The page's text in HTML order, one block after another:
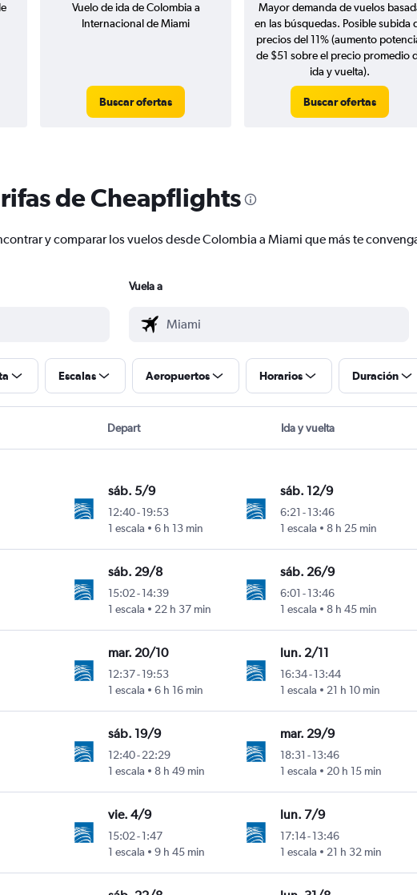
Vuelo de ida de Colombia a
Internacional de Miami
Buscar ofertas
Mayor demanda de vuelos
en las búsquedas. Posible subida
precios del 11% (aumento
de $51 sobre el precio promedio
ida y vuelta).
Buscar ofertas
de Cheapflights
y comparar los vuelos desde Colombia a Miami que más te
Vuela a
Escalas Aeropuertos Horarios Duración
Depart Ida y vuelta
sáb. 5/9
12:40-19:53
1 escala
6 h 13 min
sáb. 12/9
6:21 -13:46
1 escala
8 h 25 min
sáb. 29/8
15:02-14:39
1 escala
22 h 37 min
sáb. 26/9
6:01 -13:46
1 escala
8 h 45 min
mar. 20/10
12:37-19:53
1 escala
6 h 16 min
lun. 2/11
16:34-13:44
1 escala
21 h 10 min
sáb. 19/9
12:40-22:29
1 escala
8 h 49 min
mar. 29/9
18:31 -13:46
1 escala
20 h 15 min
vie. 4/9
15:02-1:47
1 escala
9 h 45 min
lun. 7/9
17:14-13:46
1 escala
21 h 32 min